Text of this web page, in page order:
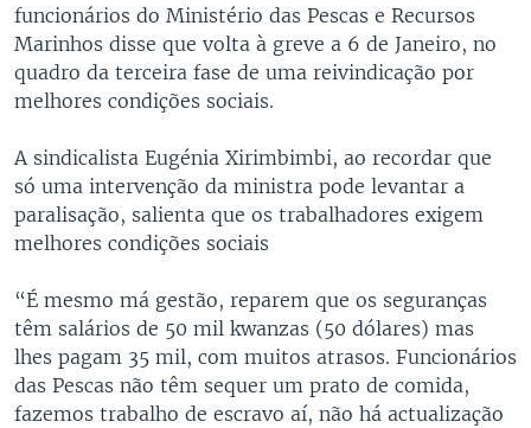
funcionários do Ministério das Pescas e Recursos
Marinhos disse que volta à greve a 6 de Janeiro, no
quadro da terceira fase de uma reivindicação por
melhores condições sociais.
A sindicalista Eugénia Xirimbimbi, ao recordar que
só uma intervenção da ministra pode levantar a
paralisação, salienta que os trabalhadores exigem
melhores condições sociais
“É mesmo má gestão, reparem que os seguranças
têm salários de 50 mil kwanzas (50 dólares) mas
lhes pagam 35 mil, com muitos atrasos. Funcionários
das Pescas não têm sequer um prato de comida,
fazemos trabalho de escravo aí, não há actualização